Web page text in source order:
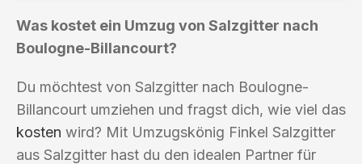
Was kostet ein Umzug von Salzgitter nach
Boulogne-Billancourt?
Du möchtest von Salzgitter nach Boulogne-
Billancourt umziehen und fragst dich, wie viel das
kosten wird? Mit Umzugskönig Finkel Salzgitter
aus Salzgitter hast du den idealen Partner für